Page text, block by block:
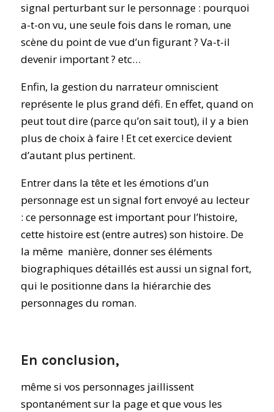
signal perturbant sur le personnage : pourquoi
a-t-on vu, une seule fois dans le roman, une
scène du point de vue d’un figurant ? Va-t-il
devenir important ? etc…
Enfin, la gestion du narrateur omniscient
représente le plus grand défi. En effet, quand on
peut tout dire (parce qu’on sait tout), il y a bien
plus de choix à faire ! Et cet exercice devient
d’autant plus pertinent.
Entrer dans la tête et les émotions d’un
personnage est un signal fort envoyé au lecteur
: ce personnage est important pour l’histoire,
cette histoire est (entre autres) son histoire. De
la même manière, donner ses éléments
biographiques détaillés est aussi un signal fort,
qui le positionne dans la hiérarchie des
personnages du roman.
En conclusion,
même si vos personnages jaillissent
spontanément sur la page et que vous les